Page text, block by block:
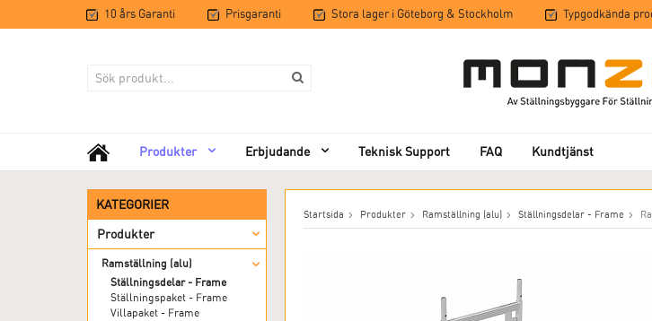
10 års Garanti Prisgaranti Stora lager i Göteborg & Stockholm Typgodkända
Produkter Erbjudande Teknisk Support FAQ Kundtjänst
KATEGORIER
Produkter
Ramställning (alu)
Ställningsdelar - Frame
Ställningspaket - Frame
Villapaket - Frame
Startsida Produkter Ramställning (alu) Ställningsdelar - Frame